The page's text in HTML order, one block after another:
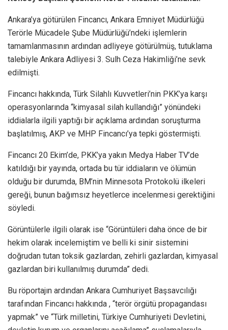
Ankara’ya götürülen Fincancı, Ankara Emniyet Müdürlüğü
Terörle Mücadele Şube Müdürlüğü’ndeki işlemlerin
tamamlanmasının ardından adliyeye götürülmüş, tutuklama
talebiyle Ankara Adliyesi 3. Sulh Ceza Hakimliği’ne sevk
edilmişti.
Fincancı hakkında, Türk Silahlı Kuvvetleri’nin PKK’ya karşı
operasyonlarında “kimyasal silah kullandığı” yönündeki
iddialarla ilgili yaptığı bir açıklama ardından soruşturma
başlatılmış, AKP ve MHP Fincancı’ya tepki göstermişti.
Fincancı 20 Ekim’de, PKK’ya yakın Medya Haber TV’de
katıldığı bir yayında, ortada bu tür iddiaların ve ölümün
olduğu bir durumda, BM’nin Minnesota Protokolü ilkeleri
gereği, bunun bağımsız heyetlerce incelenmesi gerektiğini
söyledi.
Görüntülerle ilgili olarak ise “Görüntüleri daha önce de bir
hekim olarak incelemiştim ve belli ki sinir sistemini
doğrudan tutan toksik gazlardan, zehirli gazlardan, kimyasal
gazlardan biri kullanılmış durumda” dedi.
Bu röportajın ardından Ankara Cumhuriyet Başsavcılığı
tarafından Fincancı hakkında , “terör örgütü propagandası
yapmak” ve “Türk milletini, Türkiye Cumhuriyeti Devletini,